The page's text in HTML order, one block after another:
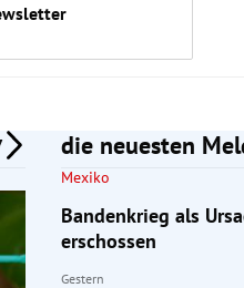
die neuesten
Mexiko
Bandenkrieg als
erschossen
Gestern